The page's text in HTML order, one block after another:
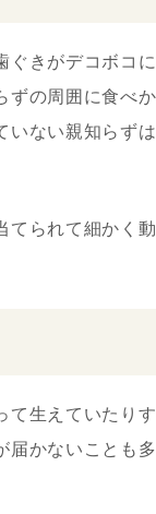
ぐきがデコボコ
ずの周囲に食べ
ない親知らず
てられて細かく
て生えていたり
届かないことも